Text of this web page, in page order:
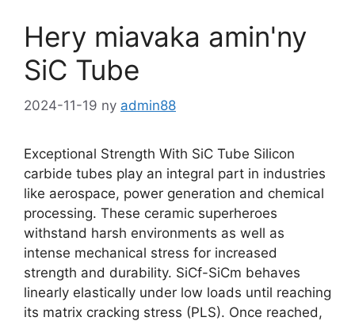
Hery miavaka amin'ny
SiC Tube
2024-11-19 ny admin88
Exceptional Strength With SiC Tube Silicon
carbide tubes play an integral part in industries
like aerospace, power generation and chemical
processing. These ceramic superheroes
withstand harsh environments as well as
intense mechanical stress for increased
strength and durability. SiCf-SiCm behaves
linearly elastically under low loads until reaching
its matrix cracking stress (PLS). Once reached,